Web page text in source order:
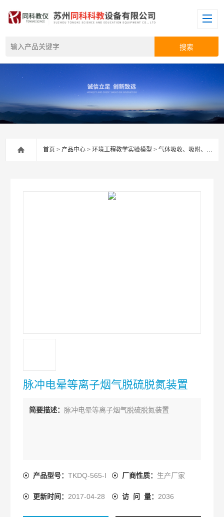
首页 >产品中心 >环境工程教学实验模型 >气体吸收、吸附、催化净化及废气治理系列实验装置
脉冲电晕等离子烟气脱硫脱氮装置
简要描述： 脉冲电晕等离子烟气脱硫脱氮装置
产品型号：TKDQ-565-I 厂商性质： 生产厂家
更新时间： 2017-04-28 访 问 量： 2036